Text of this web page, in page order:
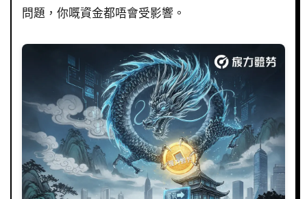
問題，你嘅資金都唔會受影響。